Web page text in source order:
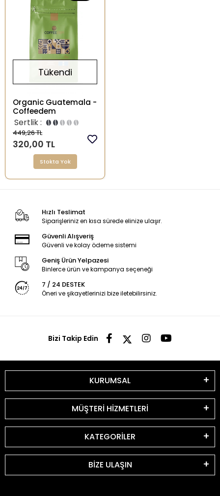
Tükendi
Organic Guatemala -
Coffeedem
Sertlik :
449,26 TL
320,00 TL
Stokta Yok
Hızlı Teslimat
Siparişleriniz en kısa sürede elinize ulaşır.
Güvenli Alışveriş
Güvenli ve kolay ödeme sistemi
Geniş Ürün Yelpazesi
Binlerce ürün ve kampanya seçeneği
7 / 24 DESTEK
Öneri ve şikayetlerinizi bize iletebilirsiniz.
Bizi Takip Edin
KURUMSAL
MÜŞTERİ HİZMETLERİ
KATEGORİLER
BİZE ULAŞIN